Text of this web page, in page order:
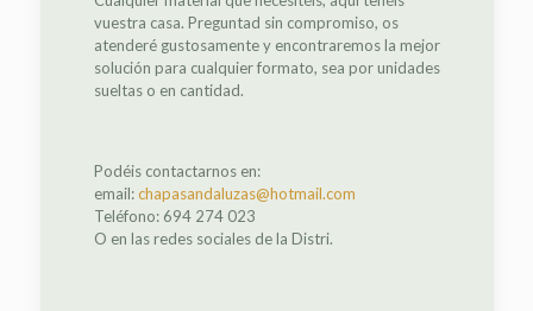
vuestra casa. Preguntad sin compromiso, os
atenderé gustosamente y encontraremos la mejor
solución para cualquier formato, sea por unidades
sueltas o en cantidad.
Podéis contactarnos en:
email:chapasandaluzas@hotmail.com
Teléfono: 694 274 023
O en las redes sociales de la Distri.